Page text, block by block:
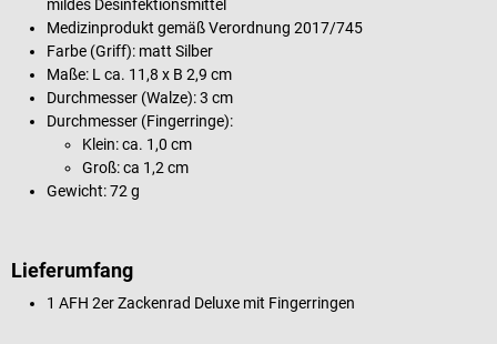
mildes Desinfektionsmittel
Medizinprodukt gemäß Verordnung 2017/745
Farbe (Griff): matt Silber
Maße: L ca. 11,8 x B 2,9 cm
Durchmesser (Walze): 3 cm
Durchmesser (Fingerringe):
Klein: ca. 1,0 cm
Groß: ca 1,2 cm
Gewicht: 72 g
Lieferumfang
1 AFH 2er Zackenrad Deluxe mit Fingerringen